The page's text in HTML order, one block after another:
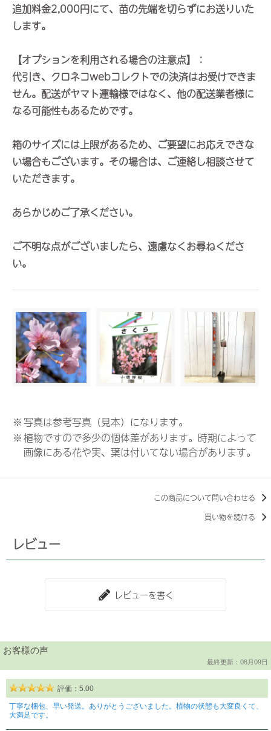
追加料金2,000円にて、苗の先端を切らずにお送りいた
します。
【オプションを利用される場合の注意点】：
代引き、クロネコwebコレクトでの決済はお受けできま
せん。配送がヤマト運輸様ではなく、他の配送業者様に
なる可能性もあるためです。
箱のサイズには上限があるため、ご要望にお応えできな
い場合もございます。その場合は、ご連絡し相談させて
いただきます。
あらかじめご了承ください。
ご不明な点がございましたら、遠慮なくお尋ねくださ
い。
※写真は参考写真（見本）になります。
※植物ですので多少の個体差があります。時期によって
画像にある花や実、葉は付いてない場合があります。
この商品について問い合わせる
買い物を続ける
レビュー
レビューを書く